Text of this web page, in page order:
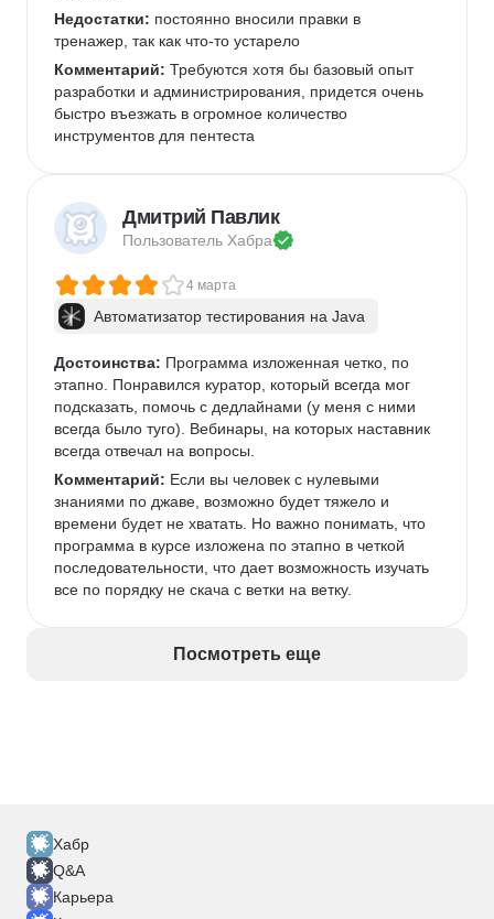
Недостатки: постоянно вносили правки в
тренажер, так как что-то устарело
Комментарий: Требуются хотя бы базовый опыт
разработки и администрирования, придется очень
быстро въезжать в огромное количество
инструментов для пентеста
Дмитрий Павлик
Пользователь Хабра
4 марта
Автоматизатор тестирования на Java
Достоинства: Программа изложенная четко, по
этапно. Понравился куратор, который всегда мог
подсказать, помочь с дедлайнами (у меня с ними
всегда было туго). Вебинары, на которых наставник
всегда отвечал на вопросы.
Комментарий: Если вы человек с нулевыми
знаниями по джаве, возможно будет тяжело и
времени будет не хватать. Но важно понимать, что
программа в курсе изложена по этапно в четкой
последовательности, что дает возможность изучать
все по порядку не скача с ветки на ветку.
Посмотреть еще
Хабр
Q&A
Карьера